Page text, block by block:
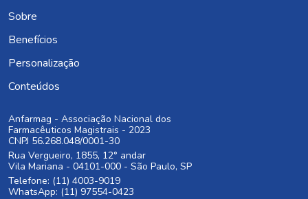
Sobre
Benefícios
Personalização
Conteúdos
Anfarmag - Associação Nacional dos
Farmacêuticos Magistrais - 2023
CNPJ 56.268.048/0001-30
Rua Vergueiro, 1855, 12° andar
Vila Mariana - 04101-000 - São Paulo, SP
Telefone: (11) 4003-9019
WhatsApp: (11) 97554-0423